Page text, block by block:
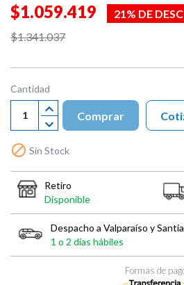
$1.059.419
21% DE
$1.341.037
Cantidad
Comprar
 Sin Stock
Retiro
Disponible
Despacho a Valparaíso y
1 o 2 días hábiles
Formas de